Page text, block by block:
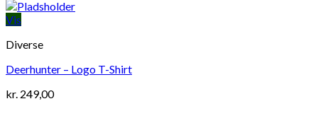
Vis
Diverse
Deerhunter – Logo T-Shirt
kr. 249,00